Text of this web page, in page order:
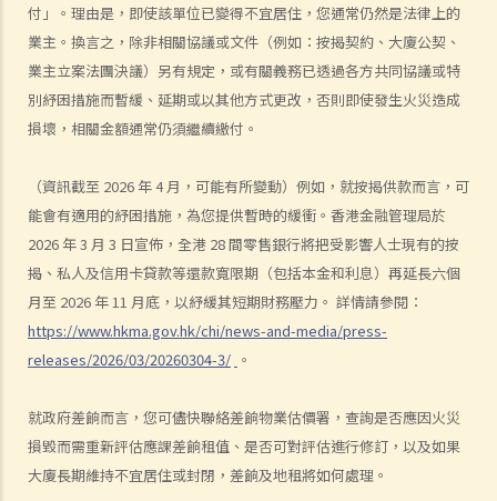
付」。理由是，即使該單位已變得不宜居住，您通常仍然是法律上的
業主。換言之，除非相關協議或文件（例如：按揭契約、大廈公契、
業主立案法團決議）另有規定，或有關義務已透過各方共同協議或特
別紓困措施而暫緩、延期或以其他方式更改，否則即使發生火災造成
損壞，相關金額通常仍須繼續繳付。
（資訊截至 2026 年 4 月，可能有所變動）例如，就按揭供款而言，可
能會有適用的紓困措施，為您提供暫時的緩衝。香港金融管理局於
2026 年 3 月 3 日宣佈，全港 28 間零售銀行將把受影響人士現有的按
揭、私人及信用卡貸款等還款寬限期（包括本金和利息）再延長六個
月至 2026 年 11 月底，以紓緩其短期財務壓力。 詳情請參閱：
https://www.hkma.gov.hk/chi/news-and-media/press-
releases/2026/03/20260304-3/ 。
就政府差餉而言，您可儘快聯絡差餉物業估價署，查詢是否應因火災
損毀而需重新評估應課差餉租值、是否可對評估進行修訂，以及如果
大廈長期維持不宜居住或封閉，差餉及地租將如何處理。
3. 申索陳述書
4. 損害賠償陳述書
5. 抗辯書
6. 證明書（收費安排）
8. 委託專家擬備報告的守則
9. 核對表評檢及案件管理問卷
10. 案件管理會議
11. 審訊前的覆核
就人身傷害提出申索，是否存在時限？
就人身傷害提出申索，會取得多少賠償？
涉及非致命意外的申索
若我因人身傷害提出申索，可否申請法律援助？
法律援助
法律援助輔助計劃